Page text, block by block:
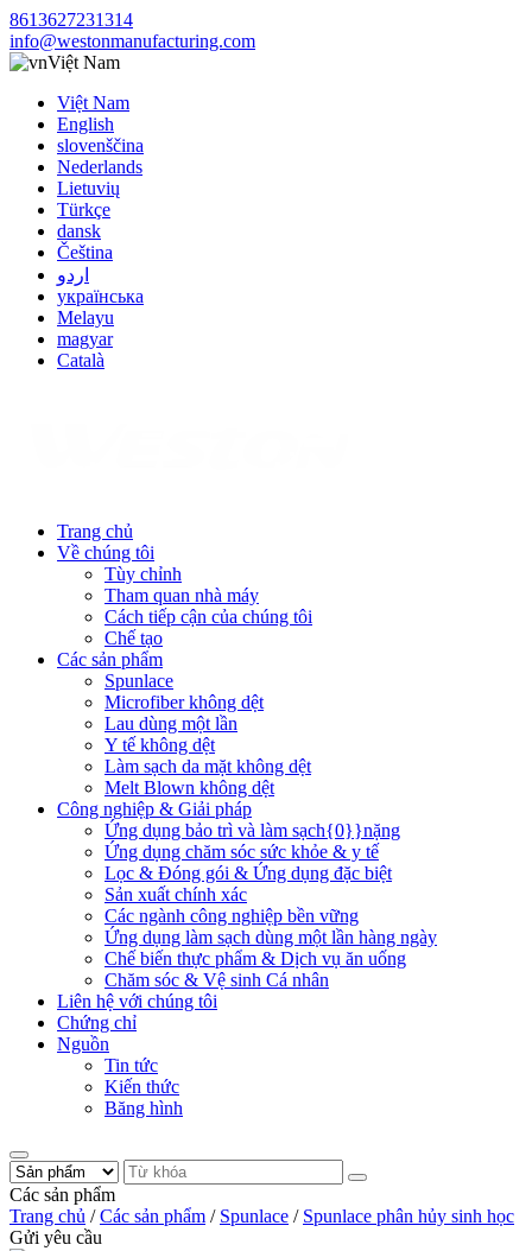
8613627231314
info@westonmanufacturing.com
Việt Nam
Việt Nam
English
slovenščina
Nederlands
Lietuvių
Türkçe
dansk
Čeština
اردو
українська
Melayu
magyar
Català
Trang chủ
Về chúng tôi
Tùy chỉnh
Tham quan nhà máy
Cách tiếp cận của chúng tôi
Chế tạo
Các sản phẩm
Spunlace
Microfiber không dệt
Lau dùng một lần
Y tế không dệt
Làm sạch da mặt không dệt
Melt Blown không dệt
Công nghiệp & Giải pháp
Ứng dụng bảo trì và làm sạch{0}}nặng
Ứng dụng chăm sóc sức khỏe & y tế
Lọc & Đóng gói & Ứng dụng đặc biệt
Sản xuất chính xác
Các ngành công nghiệp bền vững
Ứng dụng làm sạch dùng một lần hàng ngày
Chế biến thực phẩm & Dịch vụ ăn uống
Chăm sóc & Vệ sinh Cá nhân
Liên hệ với chúng tôi
Chứng chỉ
Nguồn
Tin tức
Kiến thức
Băng hình
Các sản phẩm
Trang chủ /Các sản phẩm / Spunlace / Spunlace phân hủy sinh học
Gửi yêu cầu